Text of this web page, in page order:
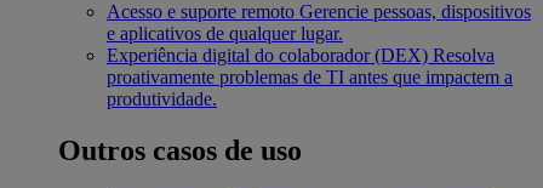
Acesso e suporte remoto Gerencie pessoas, dispositivos
e aplicativos de qualquer lugar.
Experiência digital do colaborador (DEX) Resolva
proativamente problemas de TI antes que impactem a
produtividade.
Outros casos de uso